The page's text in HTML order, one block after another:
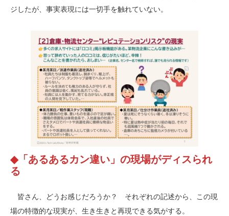
ジしたが、事実表現には一切手を触れていない。
◆「あるあるカン違い」の現場がディスられ
る
皆さん、どうお感じだろうか？ それぞれの記述から、この現
場の特徴的な現実が、生き生きと再現できる気がする。